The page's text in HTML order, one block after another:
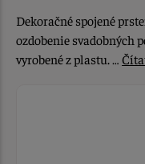
Dekoračné spojené
ozdobenie svadobných
vyrobené z plastu. …